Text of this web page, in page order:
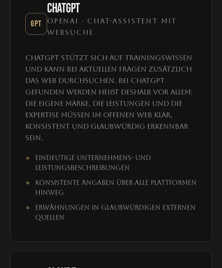
GPT
CHATGPT
OPENAI · CHAT-ASSISTENT MIT
WEBSUCHE
ChatGPT stützt sich auf Trainingswissen
und kann bei aktuellen Fragen zusätzlich
das Web durchsuchen. Bei ChatGPT
gefunden werden heißt deshalb vor allem:
Die eigene Marke, die Leistungen und die
Expertise müssen im offenen Web klar,
konsistent und glaubwürdig erkennbar
sein.
Eindeutige Unternehmens- und
Leistungsbeschreibungen
Konsistente Angaben über alle Plattformen
hinweg
Erwähnungen in glaubwürdigen externen
Quellen